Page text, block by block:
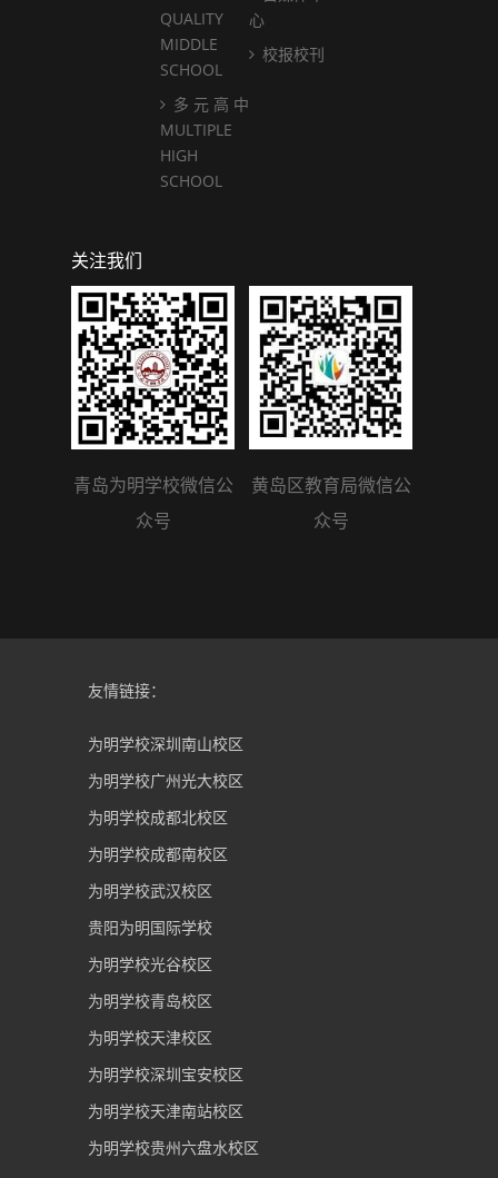
QUALITY
MIDDLE
SCHOOL
多 元 高 中
MULTIPLE
HIGH
SCHOOL
心
校报校刊
关注我们
青岛为明学校微信公
众号
黄岛区教育局微信公
众号
友情链接：
为明学校深圳南山校区
为明学校广州光大校区
为明学校成都北校区
为明学校成都南校区
为明学校武汉校区
贵阳为明国际学校
为明学校光谷校区
为明学校青岛校区
为明学校天津校区
为明学校深圳宝安校区
为明学校天津南站校区
为明学校贵州六盘水校区